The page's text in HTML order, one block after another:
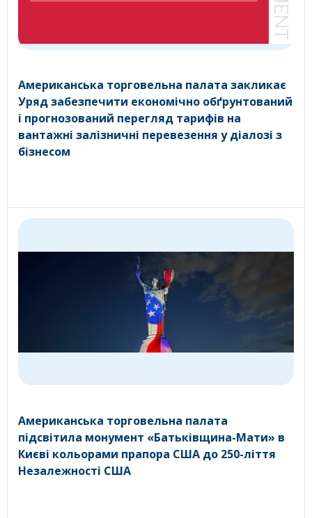
Американська торговельна палата закликає
Уряд забезпечити економічно обґрунтований
і прогнозований перегляд тарифів на
вантажні залізничні перевезення у діалозі з
бізнесом
Американська торговельна палата
підсвітила монумент «Батьківщина-Мати» в
Києві кольорами прапора США до 250-ліття
Незалежності США